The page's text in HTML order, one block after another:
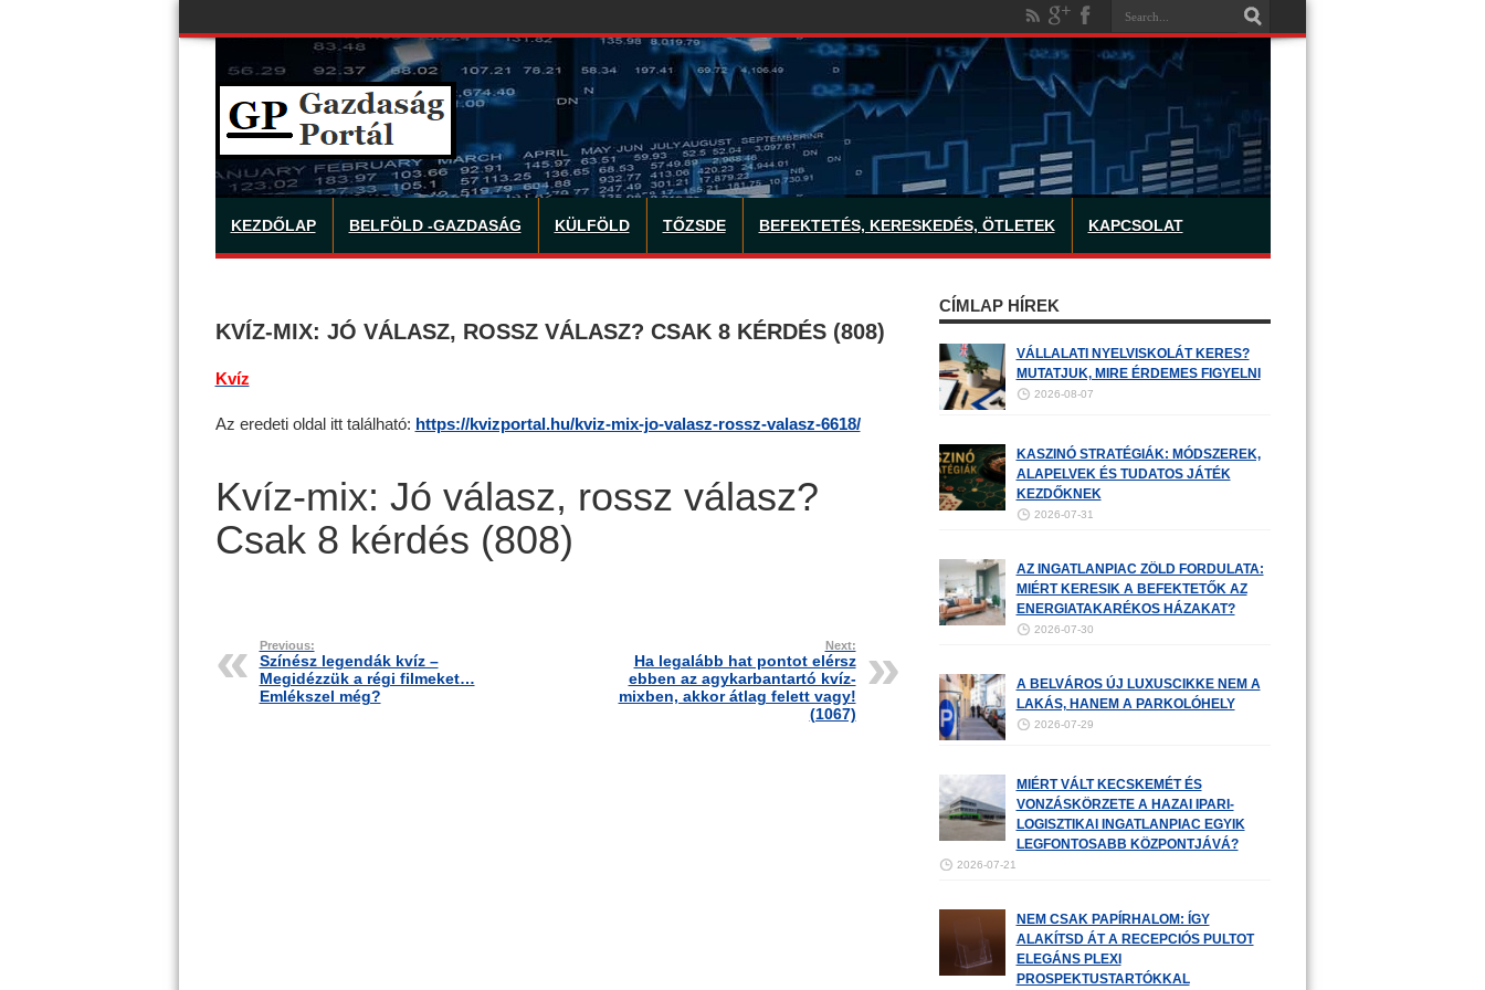
KEZDŐLAP BELFÖLD -GAZDASÁG KÜLFÖLD TŐZSDE BEFEKTETÉS, KERESKEDÉS, ÖTLETEK KAPCSOLAT
KVÍZ-MIX: JÓ VÁLASZ, ROSSZ VÁLASZ? CSAK 8 KÉRDÉS (808)
Kvíz
Az eredeti oldal itt található: https://kvizportal.hu/kviz-mix-jo-valasz-rossz-valasz-6618/
Kvíz-mix: Jó válasz, rossz válasz?
Csak 8 kérdés (808)
Previous:
Színész legendák kvíz –
Megidézzük a régi filmeket…
Emlékszel még?
Next:
Ha legalább hat pontot elérsz
ebben az agykarbantartó kvíz-
mixben, akkor átlag felett vagy!
(1067)
CÍMLAP HÍREK
VÁLLALATI NYELVISKOLÁT KERES?
MUTATJUK, MIRE ÉRDEMES FIGYELNI
2026-08-07
KASZINÓ STRATÉGIÁK: MÓDSZEREK,
ALAPELVEK ÉS TUDATOS JÁTÉK
KEZDŐKNEK
2026-07-31
AZ INGATLANPIAC ZÖLD FORDULATA:
MIÉRT KERESIK A BEFEKTETŐK AZ
ENERGIATAKARÉKOS HÁZAKAT?
2026-07-30
A BELVÁROS ÚJ LUXUSCIKKE NEM A
LAKÁS, HANEM A PARKOLÓHELY
2026-07-29
MIÉRT VÁLT KECSKEMÉT ÉS
VONZÁSKÖRZETE A HAZAI IPARI-
LOGISZTIKAI INGATLANPIAC EGYIK
LEGFONTOSABB KÖZPONTJÁVÁ?
2026-07-21
NEM CSAK PAPÍRHALOM: ÍGY
ALAKÍTSD ÁT A RECEPCIÓS PULTOT
ELEGÁNS PLEXI
PROSPEKTUSTARTÓKKAL